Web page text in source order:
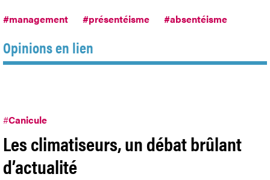
#management
#présentéisme #absentéisme
Opinions en lien
#Canicule
Les climatiseurs, un débat brûlant
d’actualité